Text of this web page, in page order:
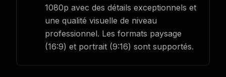
1080p avec des détails exceptionnels et
une qualité visuelle de niveau
professionnel. Les formats paysage
(16:9) et portrait (9:16) sont supportés.